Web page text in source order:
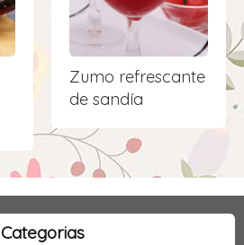
Zumo refrescante
de sandía
Categorias